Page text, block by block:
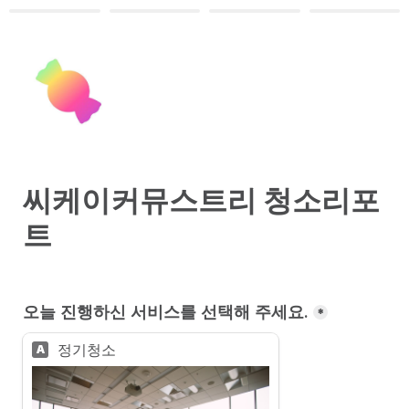
씨케이커뮤스트리 청소리포
트
오늘 진행하신 서비스를 선택해 주세요. *
A 정기청소